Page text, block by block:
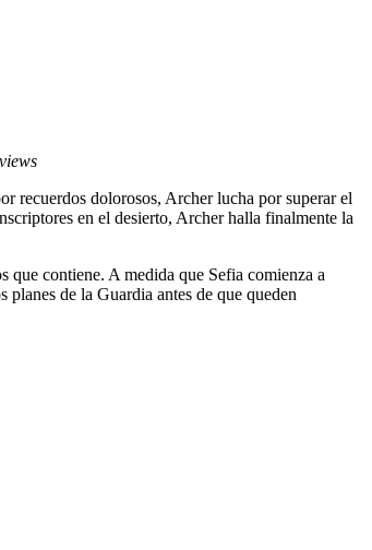
recuerdos dolorosos, Archer lucha por superar el
en el desierto, Archer halla finalmente la
que contiene. A medida que Sefia comienza a
de la Guardia antes de que queden